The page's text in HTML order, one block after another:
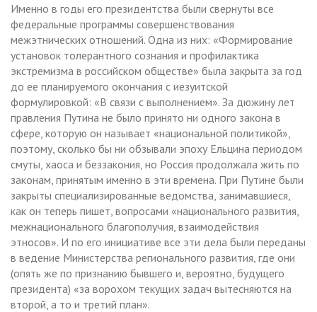
Именно в годы его президентства были свернуты все
федеральные программы совершенствования
межэтнических отношений. Одна из них: «Формирование
установок толерантного сознания и профилактика
экстремизма в российском обществе» была закрыта за год
до ее планируемого окончания с иезуитской
формулировкой: «В связи с выполнением». За дюжину лет
правления Путина не было принято ни одного закона в
сфере, которую он называет «национальной политикой»,
поэтому, сколько бы ни обзывали эпоху Ельцина периодом
смуты, хаоса и беззакония, но Россия продолжала жить по
законам, принятым именно в эти времена. При Путине были
закрыты специализированные ведомства, занимавшиеся,
как он теперь пишет, вопросами «национального развития,
межнационального благополучия, взаимодействия
этносов». И по его инициативе все эти дела были переданы
в ведение Министерства регионального развития, где они
(опять же по признанию бывшего и, вероятно, будущего
президента) «за ворохом текущих задач вытесняются на
второй, а то и третий план».